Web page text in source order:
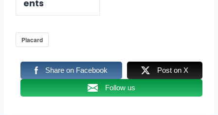
ents
Placard
Share on Facebook Post on X
Follow us